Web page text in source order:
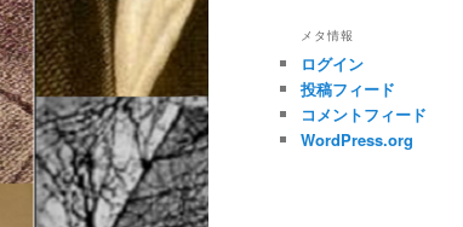
メタ情報
ログイン
投稿フィード
コメントフィード
WordPress.org